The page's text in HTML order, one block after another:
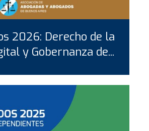
2026: Derecho de la
y Gobernanza de...